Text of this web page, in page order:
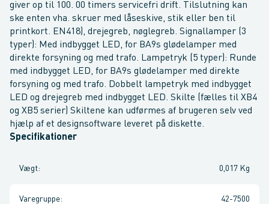
giver op til 100. 00 timers servicefri drift. Tilslutning kan
ske enten vha. skruer med låseskive, stik eller ben til
printkort. EN418), drejegreb, nøglegreb. Signallamper (3
typer): Med indbygget LED, for BA9s glødelamper med
direkte forsyning og med trafo. Lampetryk (5 typer): Runde
med indbygget LED, for BA9s glødelamper med direkte
forsyning og med trafo. Dobbelt lampetryk med indbygget
LED og drejegreb med indbygget LED. Skilte (fælles til XB4
og XB5 serier) Skiltene kan udførmes af brugeren selv ved
hjælp af et designsoftware leveret på diskette.
Specifikationer
Vægt: 0,017 Kg
Varegruppe: 42-7500